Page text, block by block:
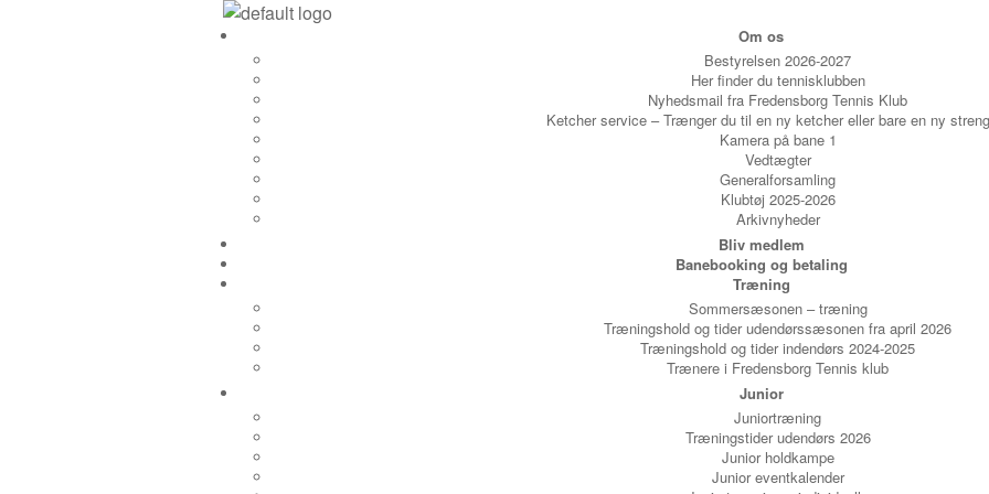
Om os
Bestyrelsen 2026-2027
Her finder du tennisklubben
Nyhedsmail fra Fredensborg Tennis Klub
Ketcher service – Trænger du til en ny ketcher eller bare en ny
Kamera på bane 1
Vedtægter
Generalforsamling
Klubtøj 2025-2026
Arkivnyheder
Bliv medlem
Banebooking og betaling
Træning
Sommersæsonen – træning
Træningshold og tider udendørssæsonen fra april 2026
Træningshold og tider indendørs 2024-2025
Trænere i Fredensborg Tennis klub
Junior
Juniortræning
Træningstider udendørs 2026
Junior holdkampe
Junior eventkalender